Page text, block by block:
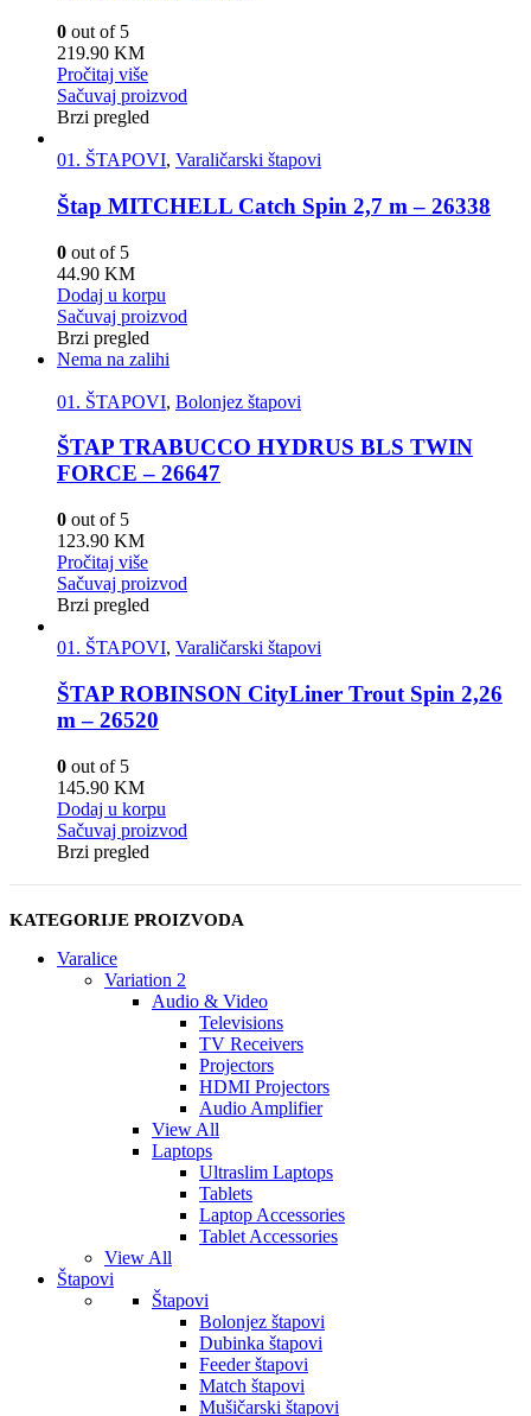
0 out of 5
219.90 KM
Pročitaj više
Sačuvaj proizvod
Brzi pregled
01. ŠTAPOVI, Varaličarski štapovi
Štap MITCHELL Catch Spin 2,7 m – 26338
0 out of 5
44.90 KM
Dodaj u korpu
Sačuvaj proizvod
Brzi pregled
Nema na zalihi
01. ŠTAPOVI, Bolonjez štapovi
ŠTAP TRABUCCO HYDRUS BLS TWIN
FORCE – 26647
0 out of 5
123.90 KM
Pročitaj više
Sačuvaj proizvod
Brzi pregled
01. ŠTAPOVI, Varaličarski štapovi
ŠTAP ROBINSON CityLiner Trout Spin 2,26
m – 26520
0 out of 5
145.90 KM
Dodaj u korpu
Sačuvaj proizvod
Brzi pregled
KATEGORIJE PROIZVODA
Varalice
Variation 2
Audio & Video
Televisions
TV Receivers
Projectors
HDMI Projectors
Audio Amplifier
View All
Laptops
Ultraslim Laptops
Tablets
Laptop Accessories
Tablet Accessories
View All
Štapovi
Štapovi
Bolonjez štapovi
Dubinka štapovi
Feeder štapovi
Match štapovi
Mušičarski štapovi